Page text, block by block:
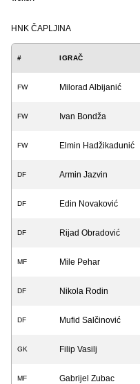
HNK ČAPLJINA
# IGRAČ
FW Milorad Albijanić
FW Ivan Bondža
FW Elmin Hadžikadunić
DF Armin Jazvin
DF Edin Novaković
DF Rijad Obradović
MF Mile Pehar
DF Nikola Rodin
DF Mufid Salčinović
GK Filip Vasilj
MF Gabrijel Zubac